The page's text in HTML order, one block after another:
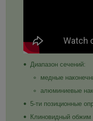
Диапазон сечений:
медные
алюминиевые
5-ти позиционные
Клиновидный обжим